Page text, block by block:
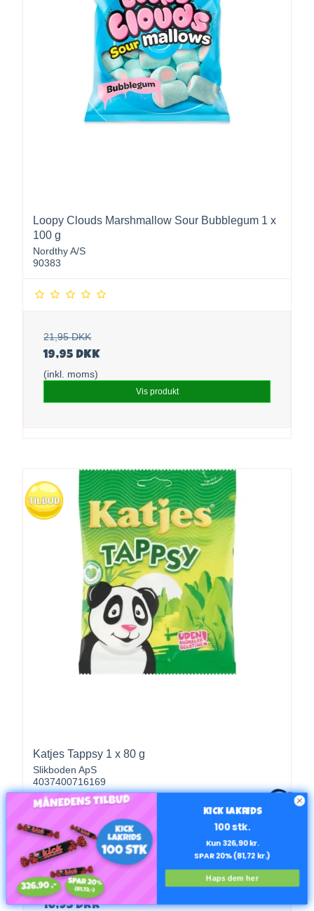
Loopy Clouds Marshmallow Sour Bubblegum 1 x
100 g
Nordthy A/S
90383
21,95 DKK
19,95 DKK
(inkl. moms)
Vis produkt
Katjes Tappsy 1 x 80 g
Slikboden ApS
4037400716169
18,95 DKK
16,95 DKK
1
KICK LAKRIDS
100 stk.
Kun 326,90 kr.
SPAR 20% (81,72 kr.)
Haps dem her